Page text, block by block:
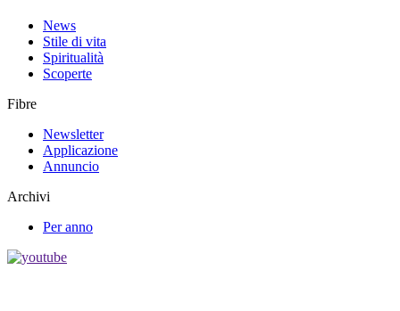
News
Stile di vita
Spiritualità
Scoperte
Fibre
Newsletter
Applicazione
Annuncio
Archivi
Per anno